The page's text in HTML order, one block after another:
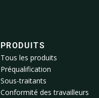
PRODUITS
Tous les produits
Préqualification
Sous-traitants
Conformité des travailleurs